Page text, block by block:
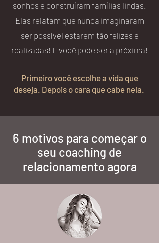
sonhos e construíram famílias lindas.
Elas relatam que nunca imaginaram
ser possível estarem tão felizes e
realizadas! E você pode ser a próxima!
Primeiro você escolhe a vida que
deseja. Depois o cara que cabe nela.
6 motivos para começar o
seu coaching de
relacionamento agora